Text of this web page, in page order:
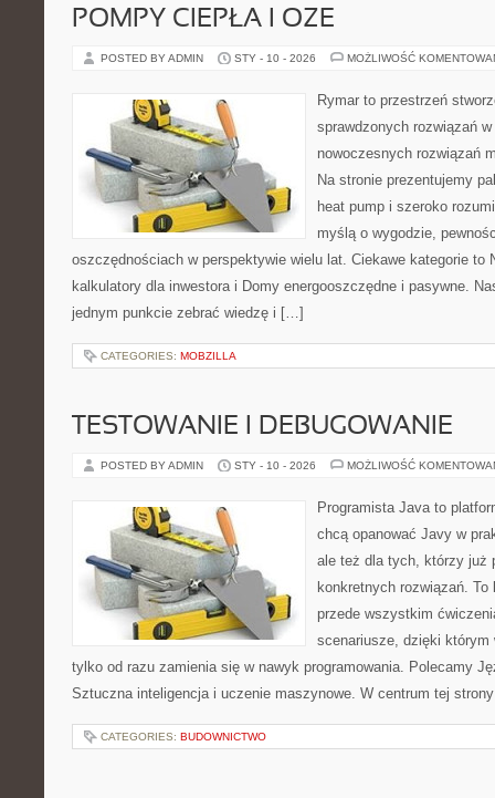
POMPY CIEPŁA I OZE
POSTED BY ADMIN STY - 10 - 2026 MOŻLIWOŚĆ
Rymar to przestrzeń
sprawdzonych rozwiązań
nowoczesnych rozwiązań
Na stronie prezentujemy
heat pump i szeroko
myślą o wygodzie,
oszczędnościach w perspektywie wielu lat. Ciekawe kategorie to
kalkulatory dla inwestora i Domy energooszczędne i pasywne.
jednym punkcie zebrać wiedzę i […]
CATEGORIES: MOBZILLA
TESTOWANIE I DEBUGOWANIE
POSTED BY ADMIN STY - 10 - 2026 MOŻLIWOŚĆ
Programista Java to
chcą opanować Javy w
ale też dla tych, którzy już
konkretnych rozwiązań.
przede wszystkim
scenariusze, dzięki którym
tylko od razu zamienia się w nawyk programowania. Polecamy
Sztuczna inteligencja i uczenie maszynowe. W centrum tej
CATEGORIES: BUDOWNICTWO